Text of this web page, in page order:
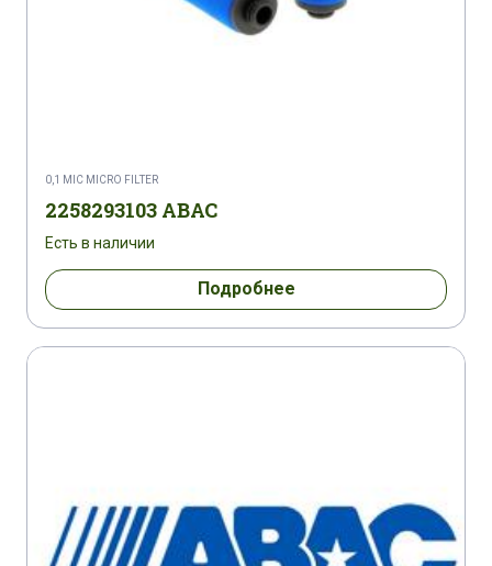
0,1 MIC MICRO FILTER
2258293103 ABAC
Есть в наличии
Подробнее